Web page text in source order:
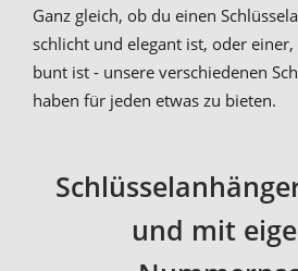
Ganz gleich, ob du einen
schlicht und elegant ist, oder
bunt ist - unsere verschiedenen
haben für jeden etwas zu bieten.
und mit